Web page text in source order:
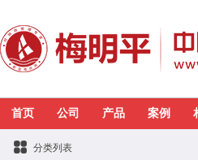
首页 公司 产品 案例
分类列表